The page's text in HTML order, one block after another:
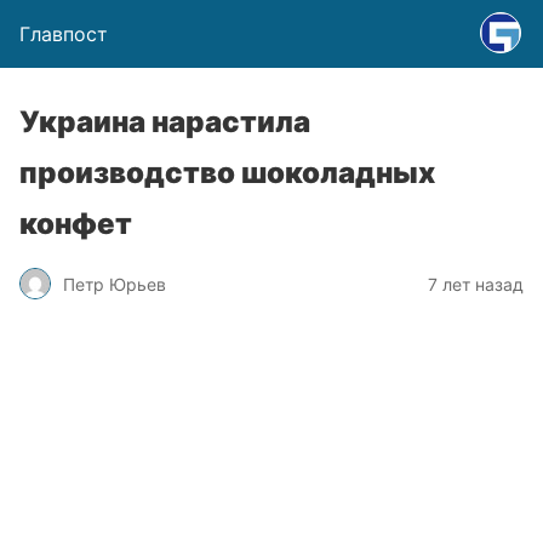
Главпост
Украина нарастила
производство шоколадных
конфет
Петр Юрьев 7 лет назад